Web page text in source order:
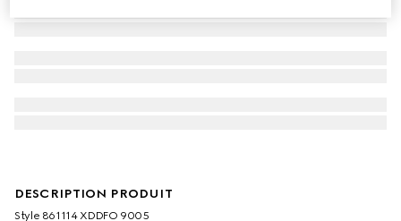
DESCRIPTION PRODUIT
Style ‎861114 XDDFO 9005